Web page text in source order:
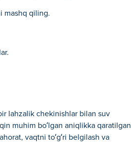
mashq qiling.
lahzalik chekinishlar bilan suv
muhim bo‘lgan aniqlikka qaratilgan
vaqtni to‘g‘ri belgilash va